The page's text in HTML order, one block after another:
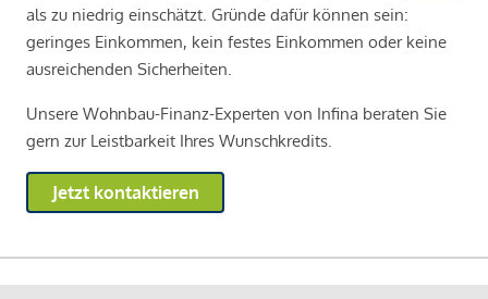
als zu niedrig einschätzt. Gründe dafür können sein:
geringes Einkommen, kein festes Einkommen oder keine
ausreichenden Sicherheiten.
Unsere Wohnbau-Finanz-Experten von Infina beraten Sie
gern zur Leistbarkeit Ihres Wunschkredits.
Jetzt kontaktieren